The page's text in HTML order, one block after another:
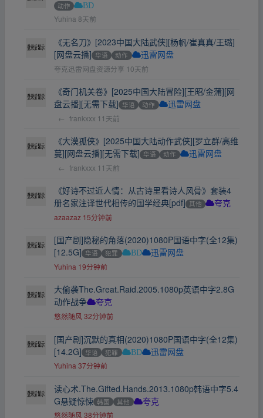
动作
BD
Yuhina 8天前
《无名刀》[2023中国大陆武侠][杨帆/崔真真/王璐]
[网盘云播] 华语 动作 迅雷网盘
夸克迅雷网盘资源分享 10天前
《奇门机关卷》[2025中国大陆冒险][王昭/金蒲][网
盘云播][无需下载] 华语 动作 迅雷网盘
← frankxxx 11天前
《大漠孤侠》[2025中国大陆动作武侠][罗立群/高维
蔓][网盘云播][无需下载] 华语 动作 迅雷网盘
← frankxxx 11天前
《好诗不过近人情：从古诗里看诗人风骨》套装4
册名家注译世代相传的国学经典[pdf] 其他 夸克
azaazaz 15分钟前
[国产剧]隐秘的角落(2020)1080P国语中字(全12集)
[12.5G] 华语 犯罪 BD 迅雷网盘
Yuhina 19分钟前
大偷袭The.Great.Raid.2005.1080p英语中字2.8G
动作战争
夸克
悠然随风 32分钟前
[国产剧]沉默的真相(2020)1080P国语中字(全12集)
[14.2G] 华语 犯罪 BD 迅雷网盘
Yuhina 37分钟前
读心术.The.Gifted.Hands.2013.1080p韩语中字5.4
G悬疑惊悚 韩国 其他 夸克
悠然随风 38分钟前